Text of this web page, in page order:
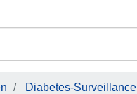
Diabetes-Surveillance